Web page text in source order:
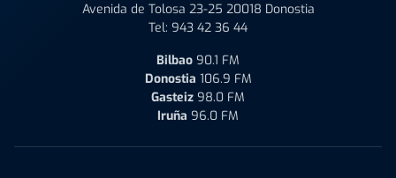
Avenida de Tolosa 23-25 20018 Donostia
Tel: 943 42 36 44
Bilbao 90.1 FM
Donostia 106.9 FM
Gasteiz 98.0 FM
Iruña 96.0 FM